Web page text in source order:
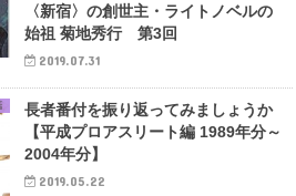
〈新宿〉の創世主・ライトノベルの
始祖 菊地秀行 第3回
2019.07.31
長者番付を振り返ってみましょうか
【平成プロアスリート編 1989年分～
2004年分】
2019.05.22